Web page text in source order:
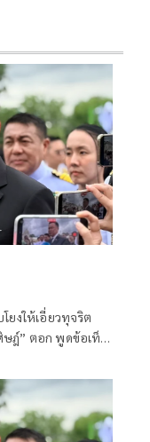
ยงให้เอี่ยวทุจริต
ฎ์” ตอก พูดข้อเท็จ